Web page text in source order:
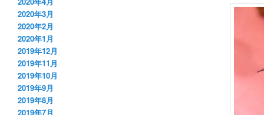
2020年3月
2020年2月
2020年1月
2019年12月
2019年11月
2019年10月
2019年9月
2019年8月
2019年7月